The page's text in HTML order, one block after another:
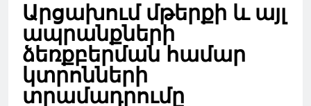
Արցախում մթերքի և այլ
ապրանքների
ձեռքբերման համար
կտրոնների
տրամադրումը